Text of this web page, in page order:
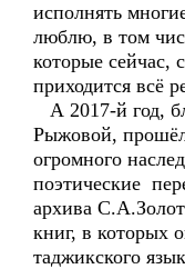
исполнять
люблю, в том
которые сейчас,
приходится всё
А 2017-й год,
Рыжовой, прошёл
огромного
поэтические
архива
книг, в которых
таджикского